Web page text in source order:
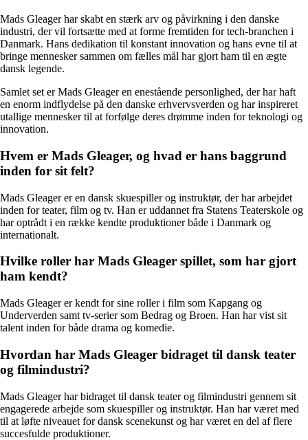
Mads Gleager har skabt en stærk arv og påvirkning i den danske
industri, der vil fortsætte med at forme fremtiden for tech-branchen i
Danmark. Hans dedikation til konstant innovation og hans evne til at
bringe mennesker sammen om fælles mål har gjort ham til en ægte
dansk legende.
Samlet set er Mads Gleager en enestående personlighed, der har haft
en enorm indflydelse på den danske erhvervsverden og har inspireret
utallige mennesker til at forfølge deres drømme inden for teknologi og
innovation.
Hvem er Mads Gleager, og hvad er hans baggrund
inden for sit felt?
Mads Gleager er en dansk skuespiller og instruktør, der har arbejdet
inden for teater, film og tv. Han er uddannet fra Statens Teaterskole og
har optrådt i en række kendte produktioner både i Danmark og
internationalt.
Hvilke roller har Mads Gleager spillet, som har gjort
ham kendt?
Mads Gleager er kendt for sine roller i film som Kapgang og
Underverden samt tv-serier som Bedrag og Broen. Han har vist sit
talent inden for både drama og komedie.
Hvordan har Mads Gleager bidraget til dansk teater
og filmindustri?
Mads Gleager har bidraget til dansk teater og filmindustri gennem sit
engagerede arbejde som skuespiller og instruktør. Han har været med
til at løfte niveauet for dansk scenekunst og har været en del af flere
succesfulde produktioner.